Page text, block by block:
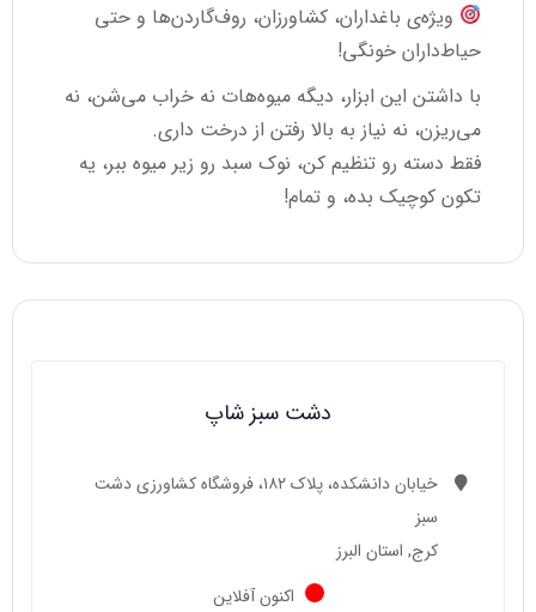
ویژه‌ی باغداران، کشاورزان، روف‌گاردن‌ها و حتی
حیاط‌داران خونگی!
با داشتن این ابزار، دیگه میوه‌هات نه خراب می‌شن، نه
می‌ریزن، نه نیاز به بالا رفتن از درخت داری.
فقط دسته رو تنظیم کن، نوک سبد رو زیر میوه ببر، یه
تکون کوچیک بده، و تمام!
دشت سبز شاپ
خیابان دانشکده، پلاک ۱۸۲، فروشگاه کشاورزی دشت
سبز
کرج, استان البرز
اکنون آفلاین